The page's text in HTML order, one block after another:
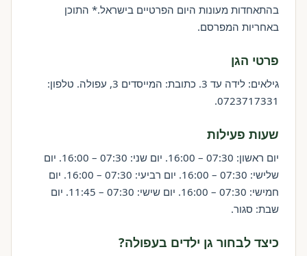
בהתאחדות מעונות היום הפרטיים בישראל.* התוכן
באחריות המפרסם.
פרטי הגן
גילאים: לידה עד 3. כתובת: המייסדים 3, עפולה. טלפון:
0723717331.
שעות פעילות
יום ראשון: 07:30 – 16:00. יום שני: 07:30 – 16:00. יום
שלישי: 07:30 – 16:00. יום רביעי: 07:30 – 16:00. יום
חמישי: 07:30 – 16:00. יום שישי: 07:30 – 11:45. יום
שבת: סגור.
כיצד לבחור גן ילדים בעפולה?